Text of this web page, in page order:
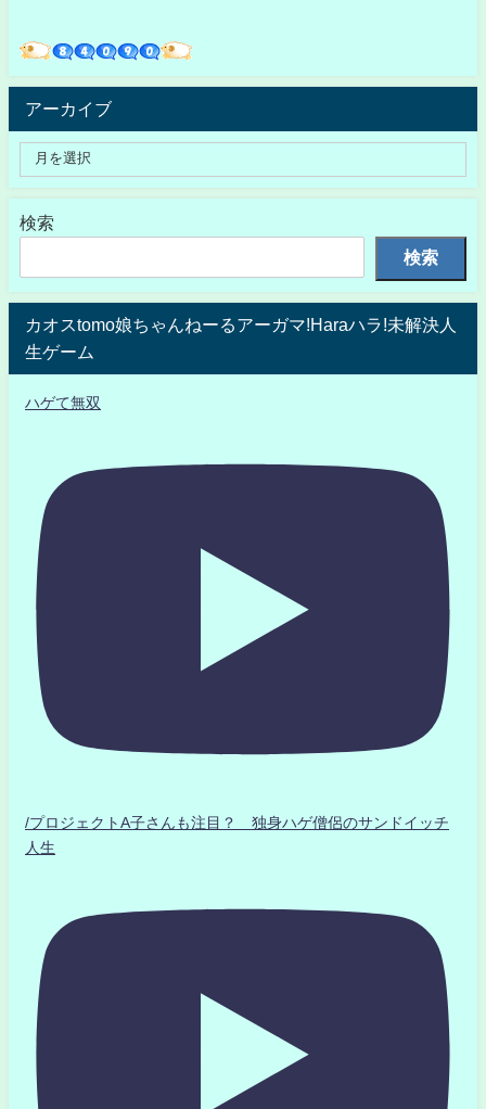
アーカイブ
検索
検索
カオスtomo娘ちゃんねーるアーガマ!Haraハラ!未解決人
生ゲーム
ハゲて無双
/プロジェクトA子さんも注目？ 独身ハゲ僧侶のサンドイッチ
人生